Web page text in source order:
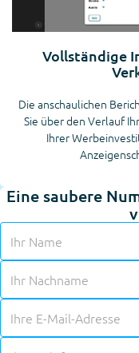
Vollständige
Die anschaulichen
Sie über den Verlauf
Ihrer
Eine saubere